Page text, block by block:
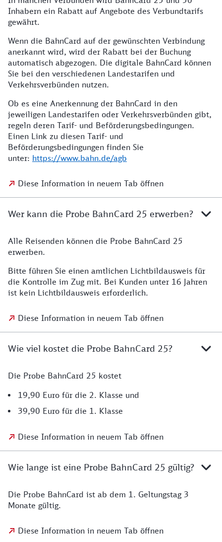
Inhabern ein Rabatt auf Angebote des Verbundtarifs
gewährt.
Wenn die BahnCard auf der gewünschten Verbindung
anerkannt wird, wird der Rabatt bei der Buchung
automatisch abgezogen. Die digitale BahnCard können
Sie bei den verschiedenen Landestarifen und
Verkehrsverbünden nutzen.
Ob es eine Anerkennung der BahnCard in den
jeweiligen Landestarifen oder Verkehrsverbünden gibt,
regeln deren Tarif- und Beförderungsbedingungen.
Einen Link zu diesen Tarif- und
Beförderungsbedingungen finden Sie
unter: https://www.bahn.de/agb
Diese Information in neuem Tab öffnen
Wer kann die Probe BahnCard 25 erwerben?
Alle Reisenden können die Probe BahnCard 25
erwerben.
Bitte führen Sie einen amtlichen Lichtbildausweis für
die Kontrolle im Zug mit. Bei Kunden unter 16 Jahren
ist kein Lichtbildausweis erforderlich.
Diese Information in neuem Tab öffnen
Wie viel kostet die Probe BahnCard 25?
Die Probe BahnCard 25 kostet
19,90 Euro für die 2. Klasse und
39,90 Euro für die 1. Klasse
Diese Information in neuem Tab öffnen
Wie lange ist eine Probe BahnCard 25 gültig?
Die Probe BahnCard ist ab dem 1. Geltungstag 3
Monate gültig.
Diese Information in neuem Tab öffnen